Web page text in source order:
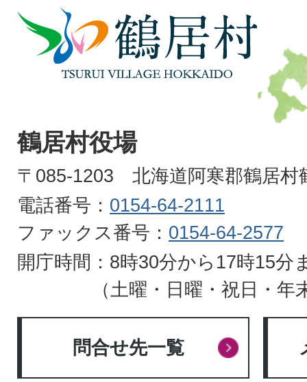
鶴
VILLAGE
HOKKAIDO
鶴居村役場
〒085-1203 北海道阿寒郡鶴居村
電話番号： 0154-64-2111
ファックス番号： 0154-64-2577
開庁時間：8時30分から17時15分
（土曜・日曜・祝日・年
問合せ先一覧